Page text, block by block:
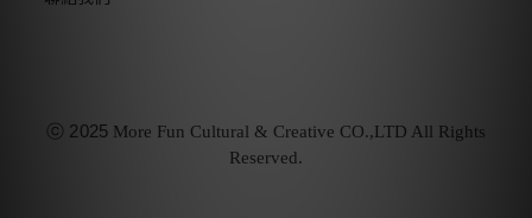
ⓒ 2025 More Fun Cultural & Creative CO.,LTD All Rights
Reserved.